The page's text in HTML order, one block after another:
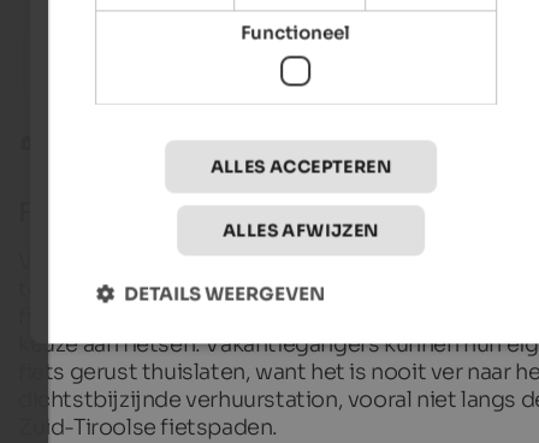
Family-run hotel | Montan in Southern South Tyrol
Mountainbiken Fietsen huren
Fietsverhuur in Zuid-Tirol
Van robuuste mountainbikes en ultralichte
tot comfortabele e-bikes - er zijn veel
keuze aan fietsen. Vakantiegangers kunnen hun
fiets gerust thuislaten, want het is nooit ver naar
dichtstbijzijnde verhuurstation, vooral niet langs
Zuid-Tiroolse fietspaden.
Functioneel
ALLES ACCEPTEREN
ALLES AFWIJZEN
DETAILS WEERGEVEN